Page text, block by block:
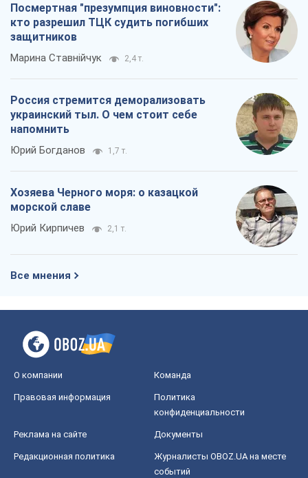
Посмертная "презумпция виновности":
кто разрешил ТЦК судить погибших
защитников
Марина Ставнійчук 2,4 т.
Россия стремится деморализовать
украинский тыл. О чем стоит себе
напомнить
Юрий Богданов 1,7 т.
Хозяева Черного моря: о казацкой
морской славе
Юрий Кирпичев 2,1 т.
Все мнения
О компании Команда
Правовая информация
Политика
конфиденциальности
Реклама на сайте Документы
Редакционная политика
Журналисты OBOZ.UA на месте
событий